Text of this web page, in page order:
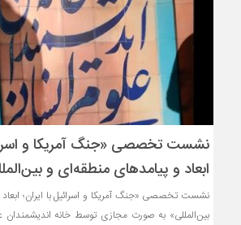
نشست تخصصی «جنگ آمریکا و
ابعاد و پیامدهای منطقه‌ای و
نشست تخصصی «جنگ آمریکا و اسرائیل با ایران؛
بین‌المللی» به صورت مجازی توسط خانه اندیشمندان